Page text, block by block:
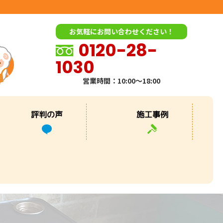
お気軽にお問い合わせください！
0120-28-
1030
営業時間：10:00～18:00
評判の声 施工事例